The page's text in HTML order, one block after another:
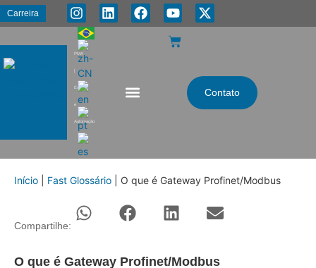
Carreira
PMA
|
Energia
e
Automação
Contato
Início Fast Glossário O que é Gateway Profinet/Modbus
Compartilhe:
O que é Gateway Profinet/Modbus